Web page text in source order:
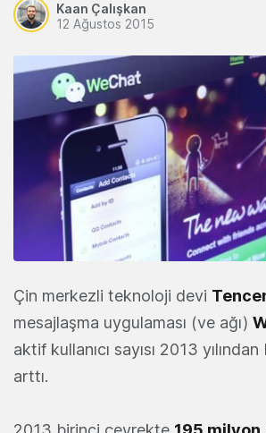
Kaan Çalışkan
12 Ağustos 2015
Çin merkezli teknoloji devi
mesajlaşma uygulaması (ve ağı)
aktif kullanıcı sayısı 2013
arttı.